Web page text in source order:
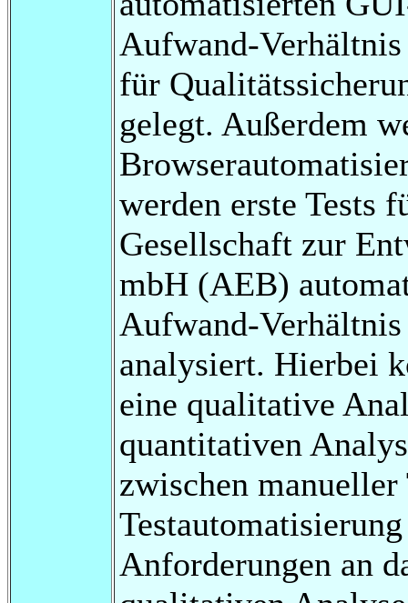
Aufwand-Verhältnis
für
gelegt. Außerdem
werden erste Tests
Gesellschaft zur
mbH (AEB)
Aufwand-
analysiert. Hierbei
eine qualitative
quantitativen
zwischen
Anforderungen an